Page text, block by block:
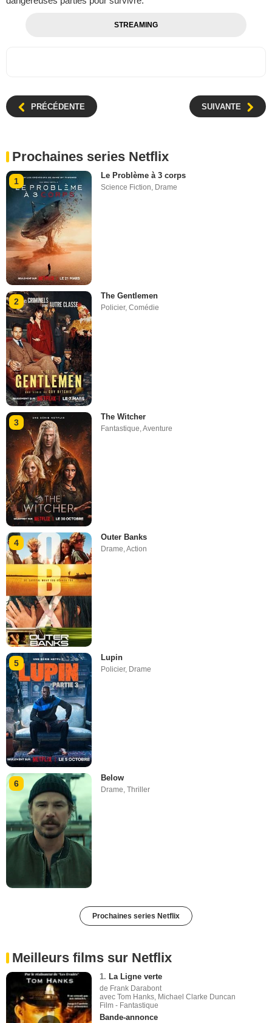
STREAMING
PRÉCÉDENTE SUIVANTE
Prochaines series Netflix
1
Le Problème à 3 corps
Science Fiction, Drame
2
The Gentlemen
Policier,Comédie
3
The Witcher
Fantastique ,Aventure
4
Outer Banks
Drame,Action
5
Lupin
Policier, Drame
6
Below
Drame,Thriller
Prochaines series Netflix
Meilleurs films sur Netflix
1. La Ligne verte
de Frank Darabont
avec Tom Hanks, Michael Clarke Duncan
Film - Fantastique
Bande-annonce